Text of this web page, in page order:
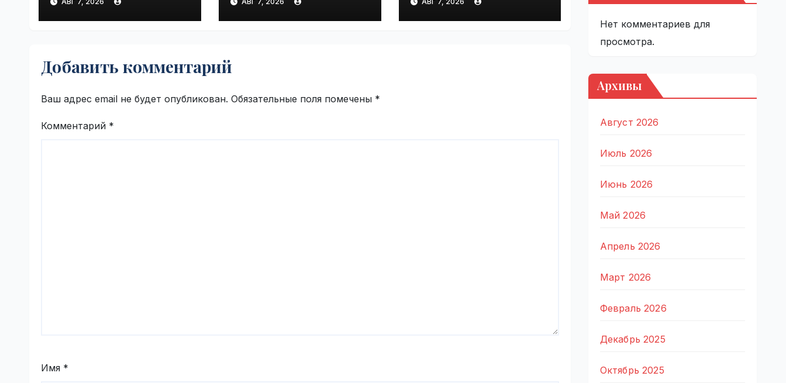
until tomorrow |
VseTime.ru
world | VseTime.ru 2026 to be seen by
thousands |
Добавить комментарий
Ваш адрес email не будет опубликован. Обязательные поля помечены *
Комментарий *
Имя *
Нет комментариев для
просмотра.
Архивы
Август 2026
Июль 2026
Июнь 2026
Май 2026
Апрель 2026
Март 2026
Февраль 2026
Декабрь 2025
Октябрь 2025